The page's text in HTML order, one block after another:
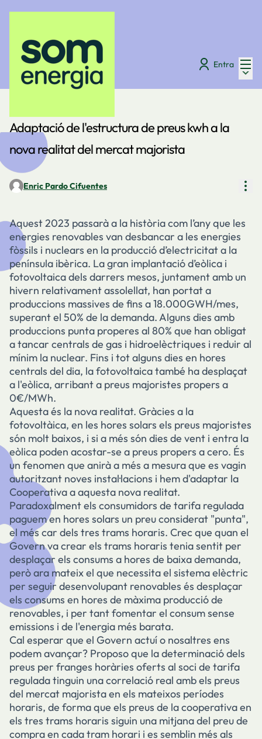
Entra
Digues la teva/Fòrum
Adaptació de l'estructura de preus kwh a la
nova realitat del mercat majorista
Enric Pardo Cifuentes
Aquest 2023 passarà a la història com l’any que les
energies renovables van desbancar a les energies
fòssils i nuclears en la producció d’electricitat a la
península ibèrica. La gran implantació d’eòlica i
fotovoltaica dels darrers mesos, juntament amb un
hivern relativament assolellat, han portat a
produccions massives de fins a 18.000GWH/mes,
superant el 50% de la demanda. Alguns dies amb
produccions punta properes al 80% que han obligat
a tancar centrals de gas i hidroelèctriques i reduir al
mínim la nuclear. Fins i tot alguns dies en hores
centrals del dia, la fotovoltaica també ha desplaçat
a l'eòlica, arribant a preus majoristes propers a
0€/MWh.
Aquesta és la nova realitat. Gràcies a la
fotovoltàica, en les hores solars els preus majoristes
són molt baixos, i si a més són dies de vent i entra la
eòlica poden acostar-se a preus propers a cero. És
un fenomen que anirà a més a mesura que es vagin
autoritzant noves instal·lacions i hem d'adaptar la
Cooperativa a aquesta nova realitat.
Paradoxalment els consumidors de tarifa regulada
paguem en hores solars un preu considerat "punta",
el més car dels tres trams horaris. Crec que quan el
Govern va crear els trams horaris tenia sentit per
desplaçar els consums a hores de baixa demanda,
però ara mateix el que necessita el sistema elèctric
per seguir desenvolupant renovables és desplaçar
els consums en hores de màxima producció de
renovables, i per tant fomentar el consum sense
emissions i de l'energia més barata.
Cal esperar que el Govern actuí o nosaltres ens
podem avançar? Proposo que la determinació dels
preus per franges horàries oferts al soci de tarifa
regulada tinguin una correlació real amb els preus
del mercat majorista en els mateixos períodes
horaris, de forma que els preus de la cooperativa en
els tres trams horaris siguin una mitjana del preu de
compra en cada tram horari i es semblin més als